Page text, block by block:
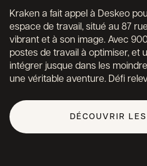
Kraken a fait appel à Deskeo
espace de travail, situé au 87
vibrant et à son image. Avec
postes de travail à optimiser, et
intégrer jusque dans les
une véritable aventure. Défi
DÉCOUVRIR